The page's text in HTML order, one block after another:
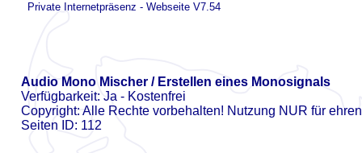
Private Internetpräsenz - Webseite V7.54
Audio Mono Mischer / Erstellen eines Monosignals
Verfügbarkeit: Ja - Kostenfrei
Copyright: Alle Rechte vorbehalten! Nutzung NUR für
Seiten ID: 112